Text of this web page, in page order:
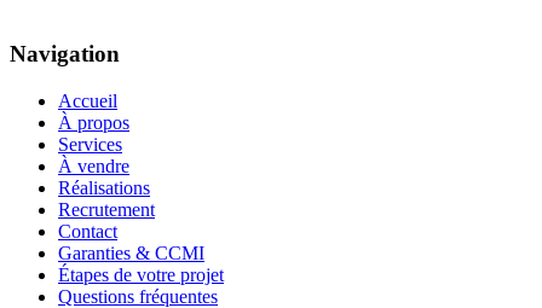
Navigation
Accueil
À propos
Services
À vendre
Réalisations
Recrutement
Contact
Garanties & CCMI
Étapes de votre projet
Questions fréquentes